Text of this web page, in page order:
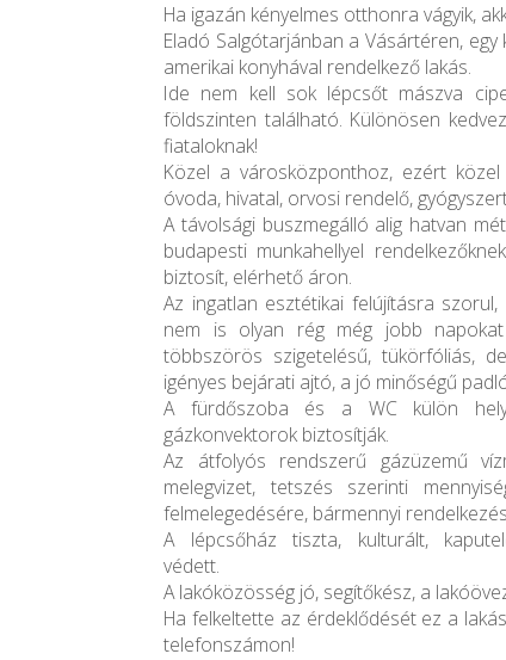
Ha igazán kényelmes otthonra vágyik,
Eladó Salgótarjánban a Vásártéren,
amerikai konyhával rendelkező lakás.
Ide nem kell sok lépcsőt mászva
földszinten található. Különösen
fiataloknak!
Közel a városközponthoz, ezért
óvoda, hivatal, orvosi rendelő,
A távolsági buszmegálló alig hatvan
budapesti munkahellyel
biztosít, elérhető áron.
Az ingatlan esztétikai felújításra
nem is olyan rég még jobb
többszörös szigetelésű, tükörfóliás,
igényes bejárati ajtó, a jó minőségű
A fürdőszoba és a WC külön
gázkonvektorok biztosítják.
Az átfolyós rendszerű gázüzemű
melegvizet, tetszés szerinti
felmelegedésére, bármennyi
A lépcsőház tiszta, kulturált,
védett.
A lakóközösség jó, segítőkész, a
Ha felkeltette az érdeklődését ez a
telefonszámon!